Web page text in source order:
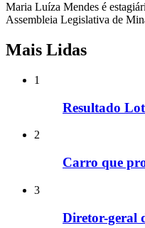
Maria Luíza Mendes é
Assembleia Legislativa de
Mais Lidas
1
Resultado
2
Carro que
3
Diretor-geral